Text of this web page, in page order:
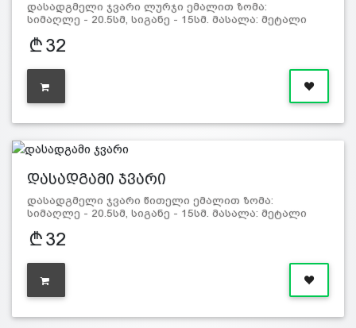
დასადგმელი ჯვარი ლურჯი ემალით ზომა:
სიმაღლე - 20.5სმ, სიგანე - 15სმ. მასალა: მეტალი
32
დასადგამი ჯვარი
დასადგმელი ჯვარი წითელი ემალით ზომა:
სიმაღლე - 20.5სმ, სიგანე - 15სმ. მასალა: მეტალი
32